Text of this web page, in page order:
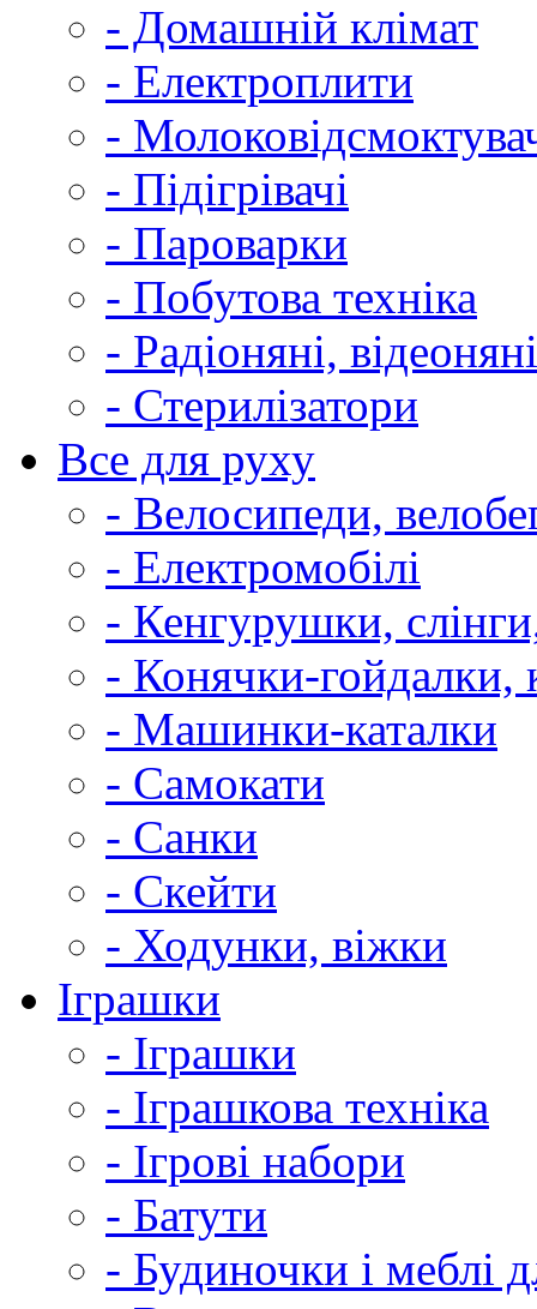
- Домашній клімат
- Електроплити
-
- Підігрівачі
- Пароварки
- Побутова техніка
- Радіоняні, відеоняні
- Стерилізатори
Все для руху
- Велосипеди,
- Електромобілі
- Кенгурушки,
- Конячки-гойдалки,
- Машинки-каталки
- Самокати
- Санки
- Скейти
- Ходунки, віжки
Іграшки
- Іграшки
- Іграшкова техніка
- Ігрові набори
- Батути
- Будиночки і меблі